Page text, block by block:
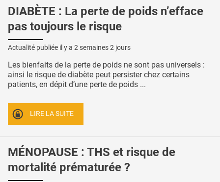
DIABÈTE : La perte de poids n’efface
pas toujours le risque
Actualité publiée il y a 2 semaines 2 jours
Les bienfaits de la perte de poids ne sont pas universels :
ainsi le risque de diabète peut persister chez certains
patients, en dépit d’une perte de poids ...
LIRE LA SUITE
MÉNOPAUSE : THS et risque de
mortalité prématurée ?